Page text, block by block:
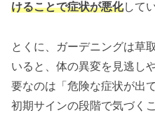
けることで症状が悪化して
とくに、ガーデニングは草
いると、体の異変を見逃し
要なのは「危険な症状が出
初期サインの段階で気づくこ